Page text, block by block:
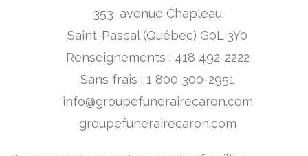
353, avenue Chapleau
Saint-Pascal (Québec) G0L 3Y0
Renseignements : 418 492-2222
Sans frais : 1 800 300-2951
info@groupefunerairecaron.com
groupefunerairecaron.com